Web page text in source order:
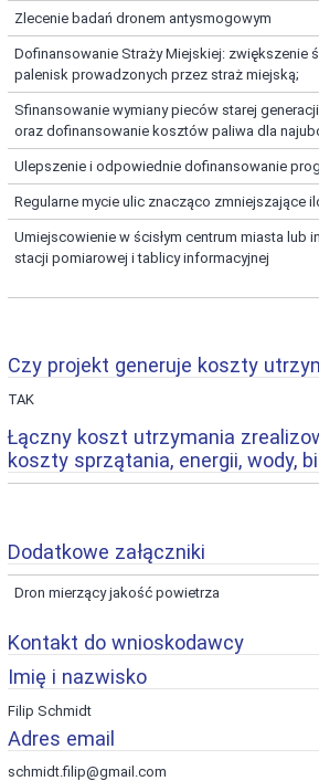
Zlecenie badań dronem antysmogowym
Dofinansowanie Straży Miejskiej: zwiększenie
palenisk prowadzonych przez straż miejską;
Sfinansowanie wymiany pieców starej
oraz dofinansowanie kosztów paliwa dla
Ulepszenie i odpowiednie dofinansowanie
Regularne mycie ulic znacząco zmniejszające
Umiejscowienie w ścisłym centrum miasta lub
stacji pomiarowej i tablicy informacyjnej
Czy projekt generuje koszty
TAK
Łączny koszt utrzymania
koszty sprzątania, energii, wody,
Dodatkowe załączniki
Dron mierzący jakość powietrza
Kontakt do wnioskodawcy
Imię i nazwisko
Filip Schmidt
Adres email
schmidt.filip@gmail.com